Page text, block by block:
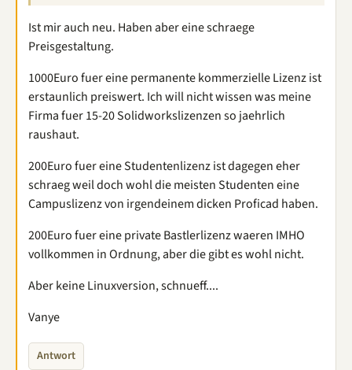
Ist mir auch neu. Haben aber eine schraege
Preisgestaltung.
1000Euro fuer eine permanente kommerzielle Lizenz ist
erstaunlich preiswert. Ich will nicht wissen was meine
Firma fuer 15-20 Solidworkslizenzen so jaehrlich
raushaut.
200Euro fuer eine Studentenlizenz ist dagegen eher
schraeg weil doch wohl die meisten Studenten eine
Campuslizenz von irgendeinem dicken Proficad haben.
200Euro fuer eine private Bastlerlizenz waeren IMHO
vollkommen in Ordnung, aber die gibt es wohl nicht.
Aber keine Linuxversion, schnueff....
Vanye
Antwort